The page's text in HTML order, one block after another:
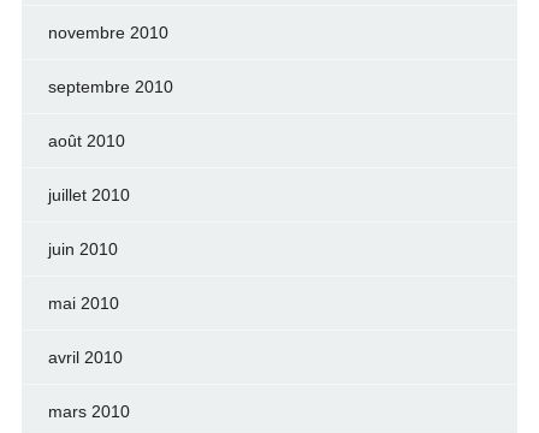
novembre 2010
septembre 2010
août 2010
juillet 2010
juin 2010
mai 2010
avril 2010
mars 2010